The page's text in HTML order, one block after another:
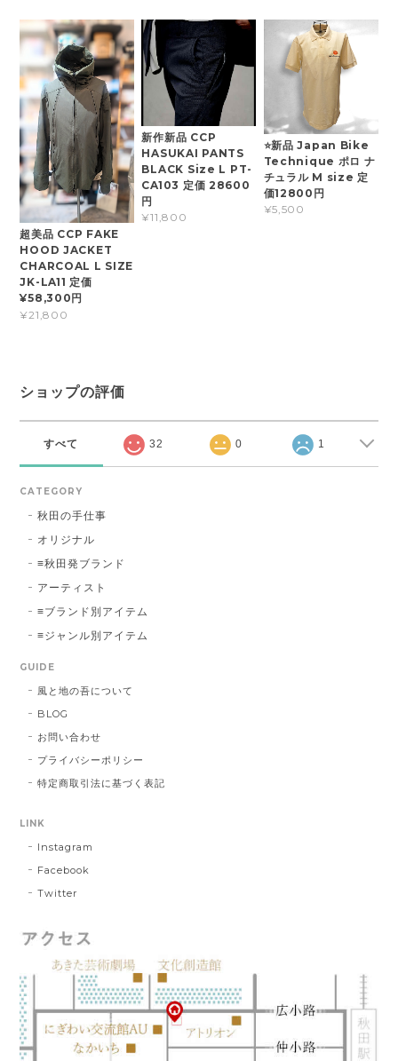
超美品 CCP FAKE
HOOD JACKET
CHARCOAL L SIZE
JK-LA11 定価
¥58,300円
¥21,800
新作新品 CCP
HASUKAI PANTS
BLACK Size L PT-
CA103 定価 28600
円
¥11,800
⭐新品 Japan Bike
Technique ポロ ナ
チュラル M size 定
価12800円
¥5,500
ショップの評価
すべて 32 0 1
CATEGORY
秋田の手仕事
オリジナル
≡秋田発ブランド
アーティスト
≡ブランド別アイテム
≡ジャンル別アイテム
GUIDE
風と地の吾について
BLOG
お問い合わせ
プライバシーポリシー
特定商取引法に基づく表記
LINK
Instagram
Facebook
Twitter